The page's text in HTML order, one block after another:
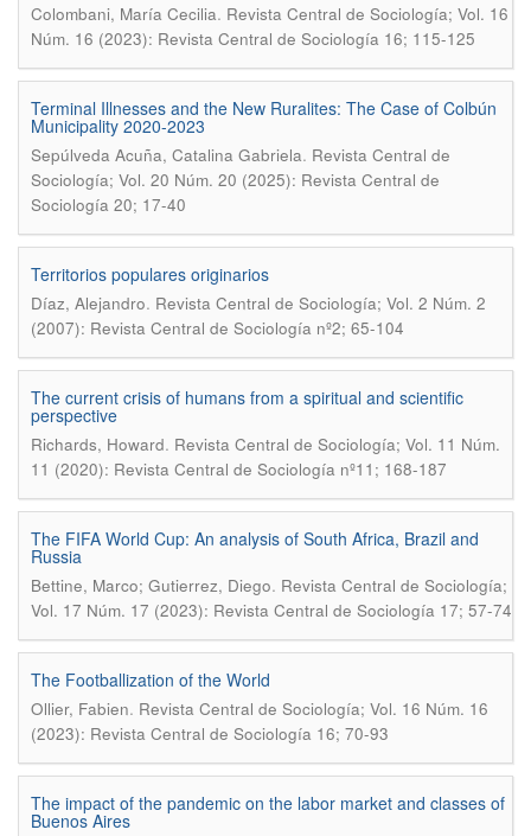
Colombani, María Cecilia. Revista Central de Sociología; Vol. 16
Núm. 16 (2023): Revista Central de Sociología 16; 115-125
Terminal Illnesses and the New Ruralites: The Case of Colbún
Municipality 2020-2023
Sepúlveda Acuña, Catalina Gabriela. Revista Central de
Sociología; Vol. 20 Núm. 20 (2025): Revista Central de
Sociología 20; 17-40
Territorios populares originarios
Díaz, Alejandro. Revista Central de Sociología; Vol. 2 Núm. 2
(2007): Revista Central de Sociología nº2; 65-104
The current crisis of humans from a spiritual and scientific
perspective
Richards, Howard. Revista Central de Sociología; Vol. 11 Núm.
11 (2020): Revista Central de Sociología nº11; 168-187
The FIFA World Cup: An analysis of South Africa, Brazil and
Russia
Bettine, Marco; Gutierrez, Diego. Revista Central de Sociología;
Vol. 17 Núm. 17 (2023): Revista Central de Sociología 17; 57-74
The Footballization of the World
Ollier, Fabien. Revista Central de Sociología; Vol. 16 Núm. 16
(2023): Revista Central de Sociología 16; 70-93
The impact of the pandemic on the labor market and classes of
Buenos Aires